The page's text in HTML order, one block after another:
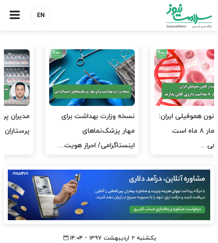
EN
مدیران پرستاری باید حامی
پرستاران باشند، نه عامل فشار
مدیریت سلامت، میدان
آزمون و خطا نیست
یکشنبه ۲ اردیبهشت ۱۳۹۷ - ۱۴:۰۴